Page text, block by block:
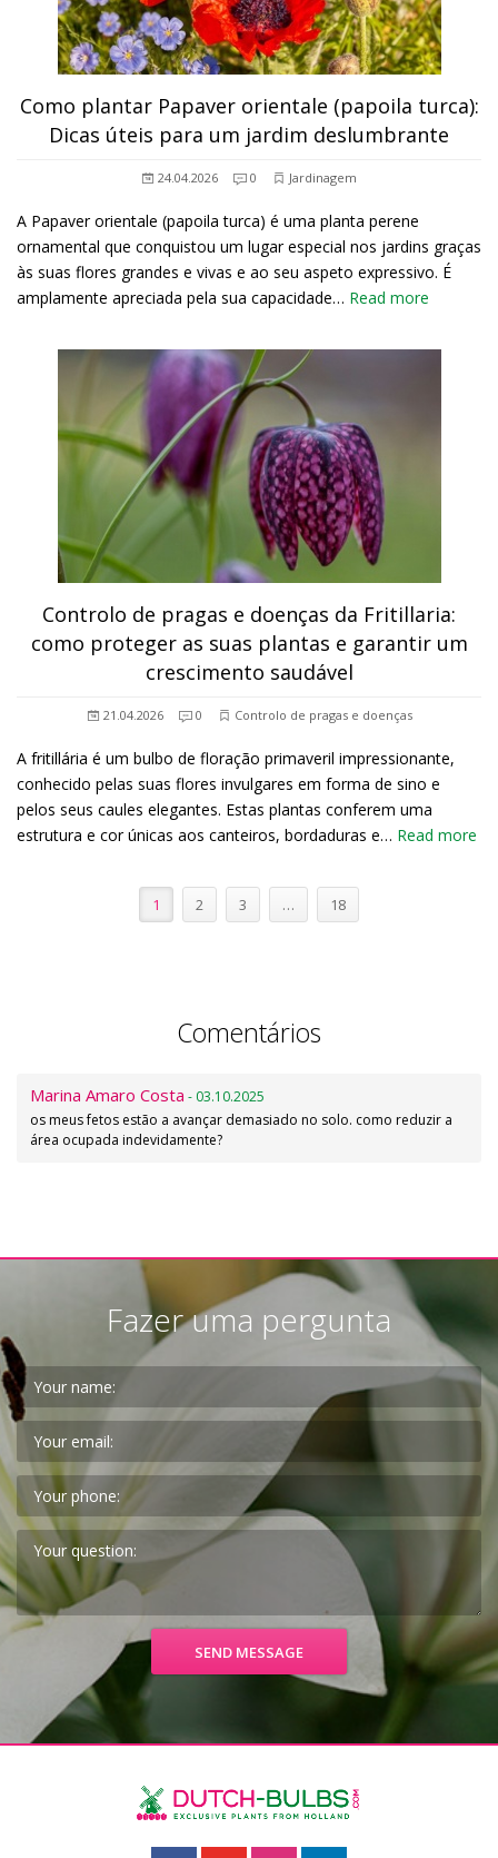
Como plantar Papaver orientale (papoila turca):
Dicas úteis para um jardim deslumbrante
24.04.2026 0 Jardinagem
A Papaver orientale (papoila turca) é uma planta perene
ornamental que conquistou um lugar especial nos jardins graças
às suas flores grandes e vivas e ao seu aspeto expressivo. É
amplamente apreciada pela sua capacidade… Read more
Controlo de pragas e doenças da Fritillaria:
como proteger as suas plantas e garantir um
crescimento saudável
21.04.2026 0 Controlo de pragas e doenças
A fritillária é um bulbo de floração primaveril impressionante,
conhecido pelas suas flores invulgares em forma de sino e
pelos seus caules elegantes. Estas plantas conferem uma
estrutura e cor únicas aos canteiros, bordaduras e… Read more
1 2 3 … 18
Comentários
Marina Amaro Costa - 03.10.2025
os meus fetos estão a avançar demasiado no solo. como reduzir a
área ocupada indevidamente?
Fazer uma pergunta